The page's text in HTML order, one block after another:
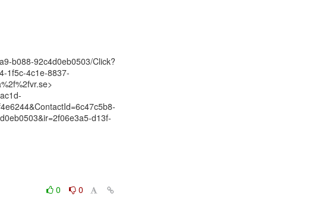
b088-92c4d0eb0503/Click?
1f5c-4c1e-8837-
d13f-
0
0